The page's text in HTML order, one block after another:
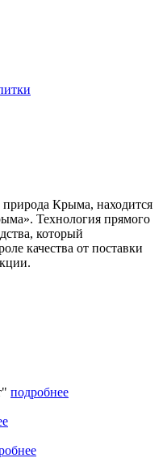
Крыма, находится
Технология прямого
который
качества от поставки
подробнее